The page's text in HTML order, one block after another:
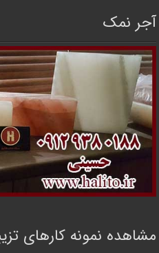
آجر نمک
مشاهده نمونه کارهای